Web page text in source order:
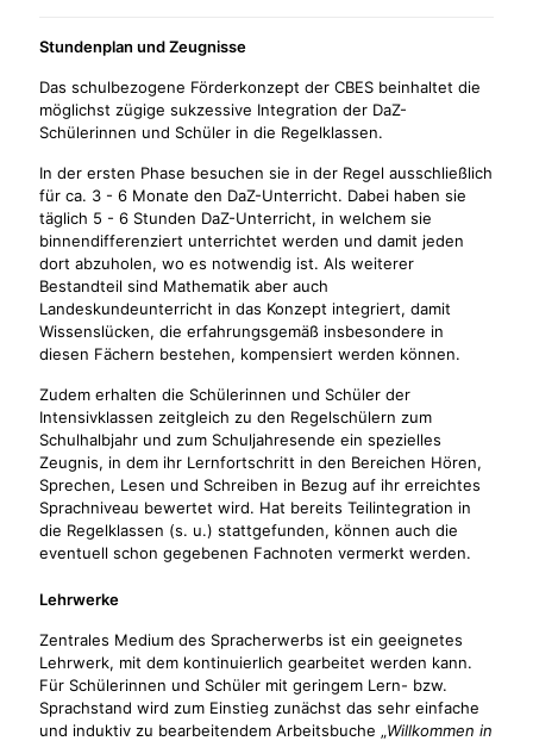
Stundenplan und Zeugnisse
Das schulbezogene Förderkonzept der CBES beinhaltet die
möglichst zügige sukzessive Integration der DaZ-
Schülerinnen und Schüler in die Regelklassen.
In der ersten Phase besuchen sie in der Regel ausschließlich
für ca. 3 - 6 Monate den DaZ-Unterricht. Dabei haben sie
täglich 5 - 6 Stunden DaZ-Unterricht, in welchem sie
binnendifferenziert unterrichtet werden und damit jeden
dort abzuholen, wo es notwendig ist. Als weiterer
Bestandteil sind Mathematik aber auch
Landeskundeunterricht in das Konzept integriert, damit
Wissenslücken, die erfahrungsgemäß insbesondere in
diesen Fächern bestehen, kompensiert werden können.
Zudem erhalten die Schülerinnen und Schüler der
Intensivklassen zeitgleich zu den Regelschülern zum
Schulhalbjahr und zum Schuljahresende ein spezielles
Zeugnis, in dem ihr Lernfortschritt in den Bereichen Hören,
Sprechen, Lesen und Schreiben in Bezug auf ihr erreichtes
Sprachniveau bewertet wird. Hat bereits Teilintegration in
die Regelklassen (s. u.) stattgefunden, können auch die
eventuell schon gegebenen Fachnoten vermerkt werden.
Lehrwerke
Zentrales Medium des Spracherwerbs ist ein geeignetes
Lehrwerk, mit dem kontinuierlich gearbeitet werden kann.
Für Schülerinnen und Schüler mit geringem Lern- bzw.
Sprachstand wird zum Einstieg zunächst das sehr einfache
und induktiv zu bearbeitendem Arbeitsbuche „Willkommen in